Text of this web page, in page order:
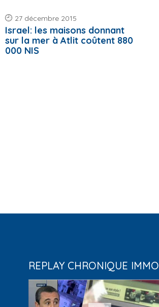
27 décembre 2015
Israel: les maisons donnant
sur la mer à Atlit coûtent 880
000 NIS
REPLAY CHRONIQUE IMMO